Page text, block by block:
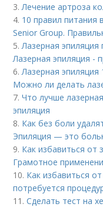
3.Лечение артроза
4. 10 правил питания
Senior Group.
5.Лазерная эпиляция
Лазерная эпиляция -
6.Лазерная
Можно ли делать
7.Что лучше
эпиляция
8. Как без боли
Эпиляция — это
9. Как избавиться от
Грамотное
10. Как избавиться
потребуется
11.Сделать тест на